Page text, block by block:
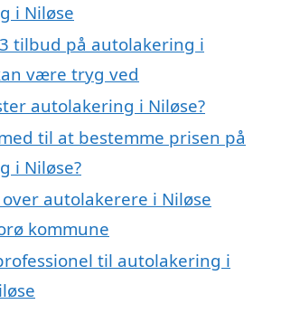
i Niløse
tilbud på autolakering i
være tryg ved
autolakering i Niløse?
til at bestemme prisen på
i Niløse?
autolakerere i Niløse
kommune
til autolakering i